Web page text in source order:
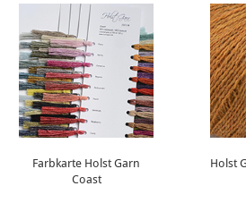
Farbkarte Holst Garn
Coast
Holst